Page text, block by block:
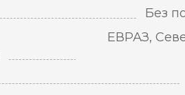
Без
ЕВРАЗ,